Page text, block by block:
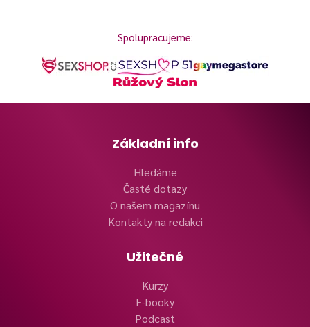
Spolupracujeme:
Základní info
Hledáme
Časté dotazy
O našem magazínu
Kontakty na redakci
Užitečné
Kurzy
E-booky
Podcast